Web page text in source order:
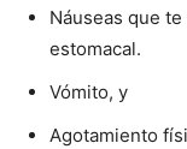
Náuseas que
estomacal.
Vómito, y
Agotamiento